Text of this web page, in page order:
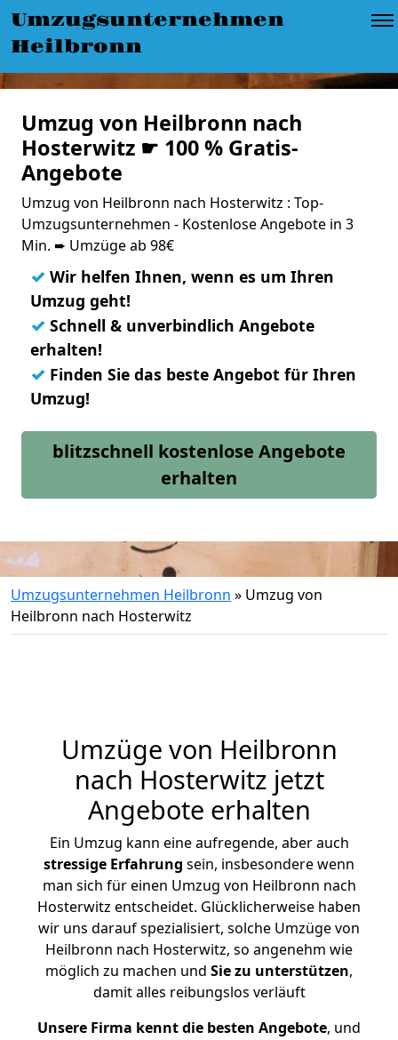
Umzugsunternehmen
Heilbronn
Umzug von Heilbronn nach
Hosterwitz ☛ 100 % Gratis-
Angebote
Umzug von Heilbronn nach Hosterwitz : Top-
Umzugsunternehmen - Kostenlose Angebote in 3
Min. ➨ Umzüge ab 98€
✓ Wir helfen Ihnen, wenn es um Ihren
Umzug geht!
✓ Schnell & unverbindlich Angebote
erhalten!
✓ Finden Sie das beste Angebot für Ihren
Umzug!
blitzschnell kostenlose Angebote
erhalten
Umzugsunternehmen Heilbronn » Umzug von
Heilbronn nach Hosterwitz
Umzüge von Heilbronn
nach Hosterwitz jetzt
Angebote erhalten
Ein Umzug kann eine aufregende, aber auch
stressige Erfahrung sein, insbesondere wenn
man sich für einen Umzug von Heilbronn nach
Hosterwitz entscheidet. Glücklicherweise haben
wir uns darauf spezialisiert, solche Umzüge von
Heilbronn nach Hosterwitz, so angenehm wie
möglich zu machen und Sie zu unterstützen,
damit alles reibungslos verläuft
Unsere Firma kennt die besten Angebote, und